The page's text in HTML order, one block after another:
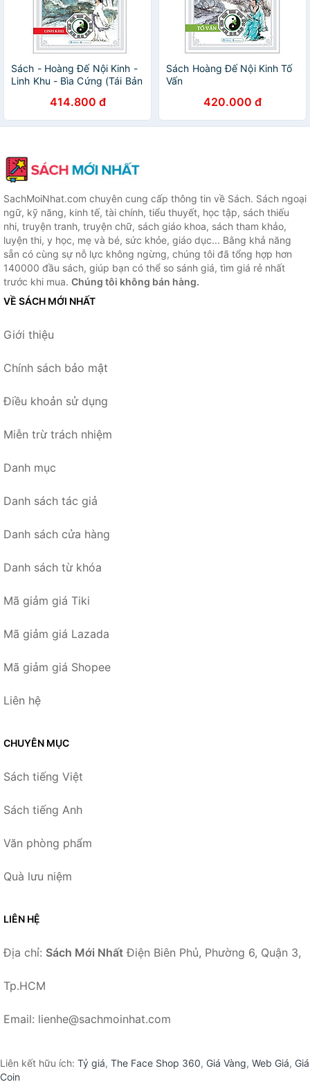
Sách - Hoàng Đế Nội Kinh -
Linh Khu - Bìa Cứng (Tái Bản
414.800 đ
Sách Hoàng Đế Nội Kinh Tố
Vấn
420.000 đ
SachMoiNhat.com chuyên cung cấp thông tin về Sách. Sách ngoại
ngữ, kỹ năng, kinh tế, tài chính, tiểu thuyết, học tập, sách thiếu
nhi, truyện tranh, truyện chữ, sách giáo khoa, sách tham khảo,
luyện thi, y học, mẹ và bé, sức khỏe, giáo dục... Bằng khả năng
sẵn có cùng sự nỗ lực không ngừng, chúng tôi đã tổng hợp hơn
140000 đầu sách, giúp bạn có thể so sánh giá, tìm giá rẻ nhất
trước khi mua. Chúng tôi không bán hàng.
VỀ SÁCH MỚI NHẤT
Giới thiệu
Chính sách bảo mật
Điều khoản sử dụng
Miễn trừ trách nhiệm
Danh mục
Danh sách tác giả
Danh sách cửa hàng
Danh sách từ khóa
Mã giảm giá Tiki
Mã giảm giá Lazada
Mã giảm giá Shopee
Liên hệ
CHUYÊN MỤC
Sách tiếng Việt
Sách tiếng Anh
Văn phòng phẩm
Quà lưu niệm
LIÊN HỆ
Địa chỉ: Sách Mới Nhất Điện Biên Phủ, Phường 6, Quận 3,
Tp.HCM
Email: lienhe@sachmoinhat.com
Liên kết hữu ích: Tỷ giá, The Face Shop 360, Giá Vàng, Web Giá, Giá
Coin